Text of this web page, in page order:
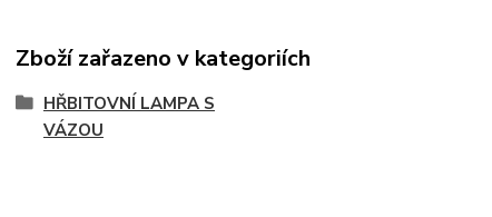
Zboží zařazeno v kategoriích
HŘBITOVNÍ LAMPA S
VÁZOU